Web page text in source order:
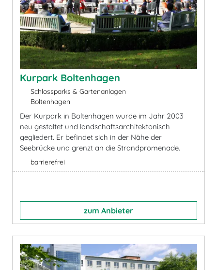
Kurpark Boltenhagen
Schlossparks & Gartenanlagen
Boltenhagen
Der Kurpark in Boltenhagen wurde im Jahr 2003
neu gestaltet und landschaftsarchitektonisch
gegliedert. Er befindet sich in der Nähe der
Seebrücke und grenzt an die Strandpromenade.
barrierefrei
zum Anbieter